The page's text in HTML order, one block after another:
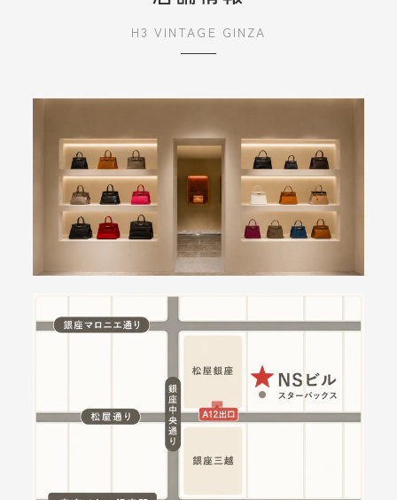
H3 VINTAGE GINZA